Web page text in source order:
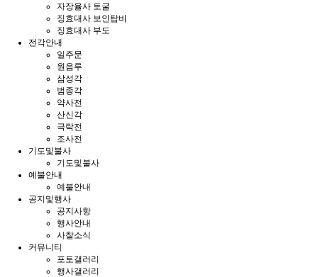
자장율사 토굴
징효대사 보인탑비
징효대사 부도
전각안내
일주문
원음루
삼성각
범종각
약사전
산신각
극락전
조사전
기도및불사
기도및불사
예불안내
예불안내
공지및행사
공지사항
행사안내
사찰소식
커뮤니티
포토갤러리
행사갤러리